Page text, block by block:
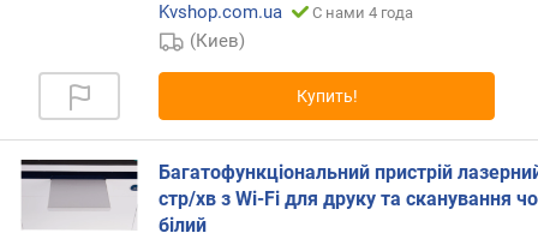
ш
у
м
а
(
Kvshop.com.ua С нами 4 года
(Киев)
Купить!
Багатофункціональний пристрій
стр/хв з Wi-Fi для друку та сканування
білий